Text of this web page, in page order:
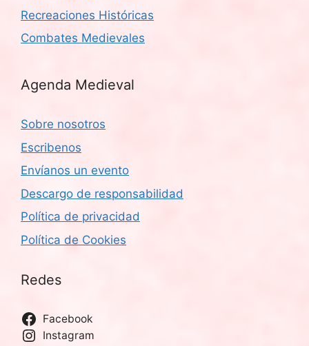
Recreaciones Históricas
Combates Medievales
Agenda Medieval
Sobre nosotros
Escribenos
Envíanos un evento
Descargo de responsabilidad
Política de privacidad
Política de Cookies
Redes
Facebook
Instagram